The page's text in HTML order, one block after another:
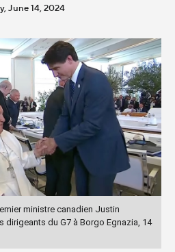
June 14, 2024
ministre canadien Justin
dirigeants du G7 à Borgo Egnazia, 14